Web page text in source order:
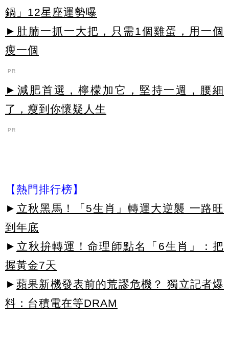
鍋」12星座運勢曝
►肚腩一抓一大把，只需1個雞蛋，用一個
瘦一個
PR
►減肥首選，檸檬加它，堅持一週，腰細
了，瘦到你懷疑人生
PR
【熱門排行榜】
► 立秋黑馬！「5生肖」轉運大逆襲 一路旺
到年底
► 立秋拚轉運！命理師點名「6生肖」：把
握黃金7天
► 蘋果新機發表前的荒謬危機？ 獨立記者爆
料：台積電在等DRAM